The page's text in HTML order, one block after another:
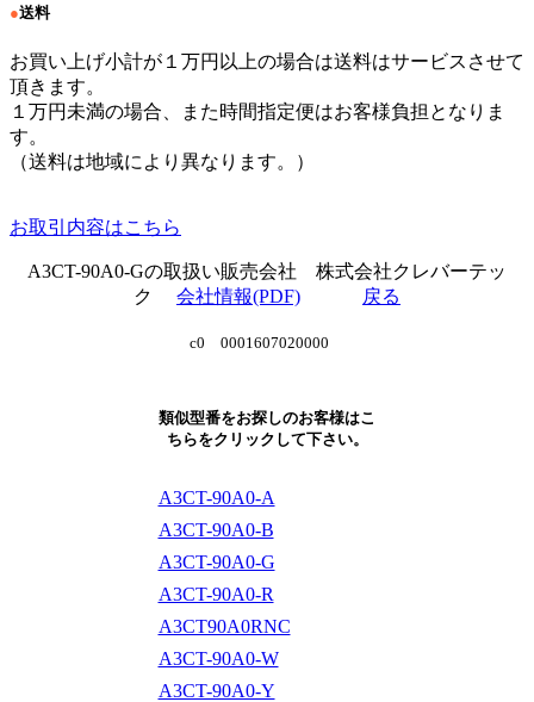
●送料
お買い上げ小計が１万円以上の場合は送料はサービスさせて
頂きます。
１万円未満の場合、また時間指定便はお客様負担となりま
す。
（送料は地域により異なります。）
お取引内容はこちら
A3CT-90A0-Gの取扱い販売会社 株式会社クレバーテッ
ク 会社情報(PDF) 戻る
c0 0001607020000
類似型番をお探しのお客様はこ
ちらをクリックして下さい。
A3CT-90A0-A
A3CT-90A0-B
A3CT-90A0-G
A3CT-90A0-R
A3CT90A0RNC
A3CT-90A0-W
A3CT-90A0-Y